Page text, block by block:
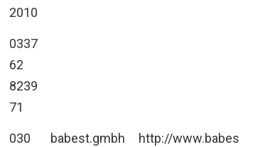
2010
0337
62
8239
71
030
babest.gmbh
http://www.babes